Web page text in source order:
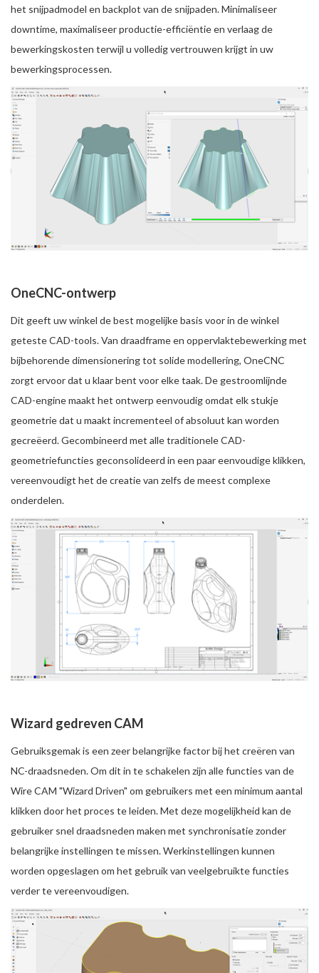
het snijpadmodel en backplot van de snijpaden. Minimaliseer
downtime, maximaliseer productie-efficiëntie en verlaag de
bewerkingskosten terwijl u volledig vertrouwen krijgt in uw
bewerkingsprocessen.
OneCNC-ontwerp
Dit geeft uw winkel de best mogelijke basis voor in de winkel
geteste CAD-tools. Van draadframe en oppervlaktebewerking met
bijbehorende dimensionering tot solide modellering, OneCNC
zorgt ervoor dat u klaar bent voor elke taak. De gestroomlijnde
CAD-engine maakt het ontwerp eenvoudig omdat elk stukje
geometrie dat u maakt incrementeel of absoluut kan worden
gecreëerd. Gecombineerd met alle traditionele CAD-
geometriefuncties geconsolideerd in een paar eenvoudige klikken,
vereenvoudigt het de creatie van zelfs de meest complexe
onderdelen.
Wizard gedreven CAM
Gebruiksgemak is een zeer belangrijke factor bij het creëren van
NC-draadsneden. Om dit in te schakelen zijn alle functies van de
Wire CAM "Wizard Driven" om gebruikers met een minimum aantal
klikken door het proces te leiden. Met deze mogelijkheid kan de
gebruiker snel draadsneden maken met synchronisatie zonder
belangrijke instellingen te missen. Werkinstellingen kunnen
worden opgeslagen om het gebruik van veelgebruikte functies
verder te vereenvoudigen.